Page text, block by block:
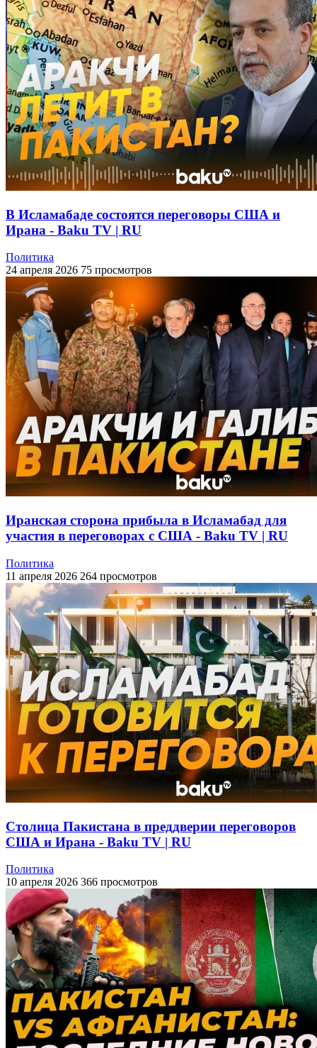
В Исламабаде состоятся переговоры США и
Ирана - Baku TV | RU
Политика
24 апреля 2026 75 просмотров
Иранская сторона прибыла в Исламабад для
участия в переговорах с США - Baku TV | RU
Политика
11 апреля 2026 264 просмотров
Столица Пакистана в преддверии переговоров
США и Ирана - Baku TV | RU
Политика
10 апреля 2026 366 просмотров